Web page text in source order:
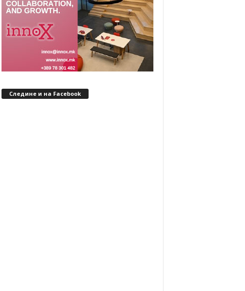
Следине и на Facebook